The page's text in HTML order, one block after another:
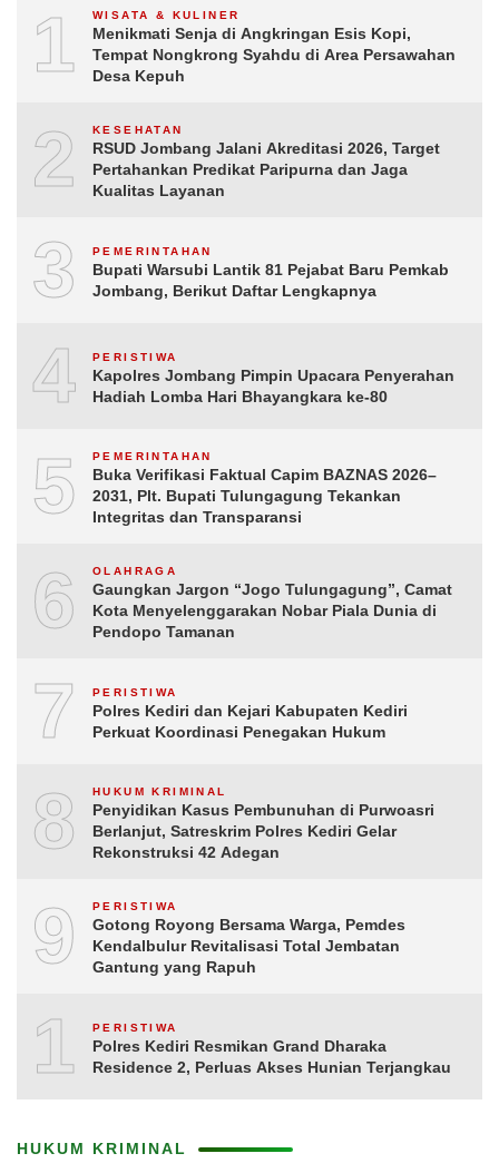
1 WISATA & KULINER
Menikmati Senja di Angkringan Esis Kopi,
Tempat Nongkrong Syahdu di Area Persawahan
Desa Kepuh
2 KESEHATAN
RSUD Jombang Jalani Akreditasi 2026, Target
Pertahankan Predikat Paripurna dan Jaga
Kualitas Layanan
3 PEMERINTAHAN
Bupati Warsubi Lantik 81 Pejabat Baru Pemkab
Jombang, Berikut Daftar Lengkapnya
4 PERISTIWA
Kapolres Jombang Pimpin Upacara Penyerahan
Hadiah Lomba Hari Bhayangkara ke-80
5 PEMERINTAHAN
Buka Verifikasi Faktual Capim BAZNAS 2026–
2031, Plt. Bupati Tulungagung Tekankan
Integritas dan Transparansi
6 OLAHRAGA
Gaungkan Jargon “Jogo Tulungagung”, Camat
Kota Menyelenggarakan Nobar Piala Dunia di
Pendopo Tamanan
7 PERISTIWA
Polres Kediri dan Kejari Kabupaten Kediri
Perkuat Koordinasi Penegakan Hukum
8 HUKUM KRIMINAL
Penyidikan Kasus Pembunuhan di Purwoasri
Berlanjut, Satreskrim Polres Kediri Gelar
Rekonstruksi 42 Adegan
9 PERISTIWA
Gotong Royong Bersama Warga, Pemdes
Kendalbulur Revitalisasi Total Jembatan
Gantung yang Rapuh
10PERISTIWA
Polres Kediri Resmikan Grand Dharaka
Residence 2, Perluas Akses Hunian Terjangkau
HUKUM KRIMINAL